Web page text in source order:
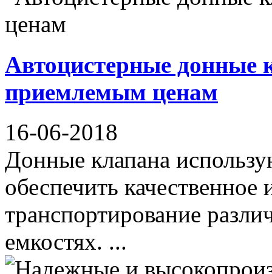
Автоцистерные донные
приемлемым ценам
16-06-2018
Донные клапана
обеспечить
транспортирование
емкостях. ...